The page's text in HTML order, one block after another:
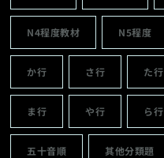
N4程度教材 N5程度
か行 さ行 た行
ま行 や行 ら行
五十音順 其他分類題